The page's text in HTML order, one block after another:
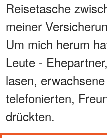
Reisetasche
meiner
Um mich herum
Leute -
lasen,
telefonierten,
drückten.